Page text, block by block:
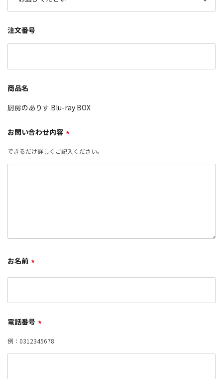
注文番号
商品名
厨房のありす Blu-ray BOX
お問い合わせ内容 *
できるだけ詳しくご記入ください。
お名前 *
電話番号 *
例：0312345678